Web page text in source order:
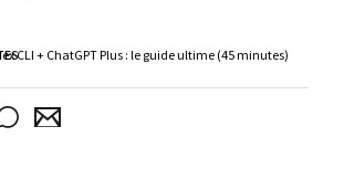
CLI + ChatGPT Plus : le guide ultime (45 minutes)